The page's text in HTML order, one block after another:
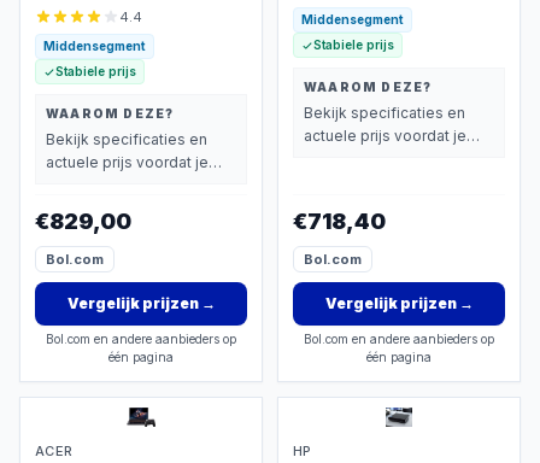
7 - 16GB - 1TB SSD -
Verlicht toetsenbord -
Grijs
4.4
Middensegment
Stabiele prijs
WAAROM DEZE?
Bekijk specificaties en
actuele prijs voordat je
€829,00
Bol.com
Vergelijk prijzen→
Bol.com en andere aanbieders op
één pagina
- Full HD IPS 120Hz -
Core 5 - 16GB - 1TB SSD
- inclusief draadloos
toetsenbord en muis
Middensegment
Stabiele prijs
WAAROM DEZE?
Bekijk specificaties en
actuele prijs voordat je
€718,40
Bol.com
Vergelijk prijzen→
Bol.com en andere aanbieders op
één pagina
ACER HP